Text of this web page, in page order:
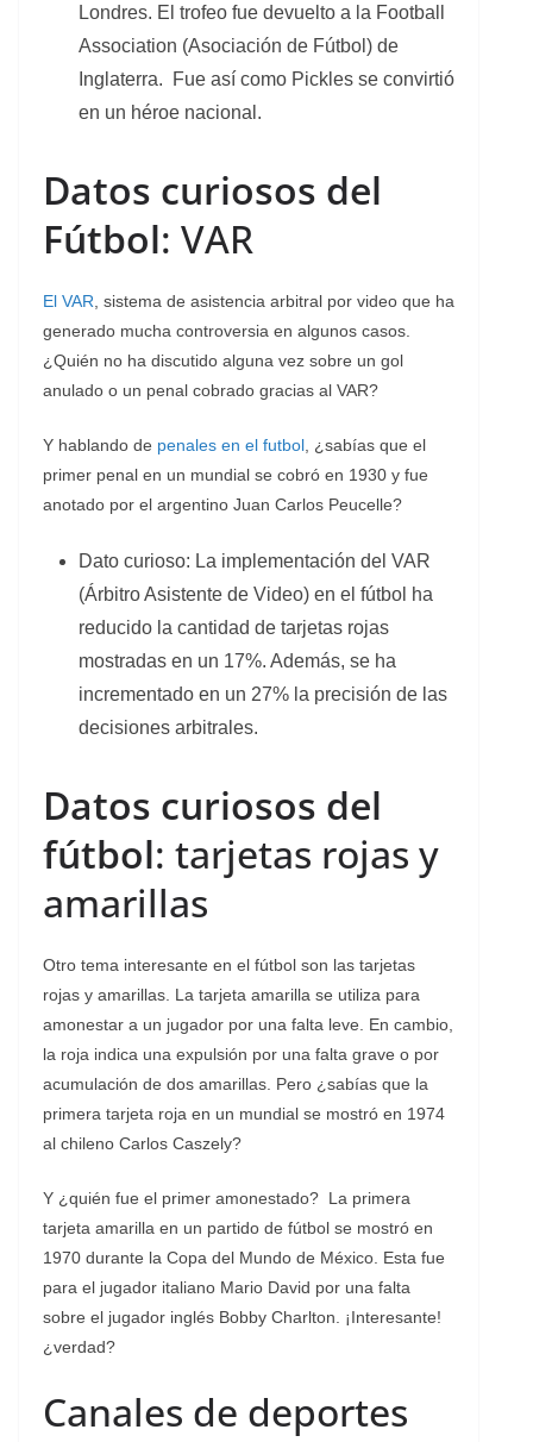
Londres. El trofeo fue devuelto a la Football
Association (Asociación de Fútbol) de
Inglaterra. Fue así como Pickles se convirtió
en un héroe nacional.
Datos curiosos del
Fútbol: VAR
El VAR , sistema de asistencia arbitral por video que ha
generado mucha controversia en algunos casos.
¿Quién no ha discutido alguna vez sobre un gol
anulado o un penal cobrado gracias al VAR?
Y hablando de penales en el futbol , ¿sabías que el
primer penal en un mundial se cobró en 1930 y fue
anotado por el argentino Juan Carlos Peucelle?
Dato curioso: La implementación del VAR
(Árbitro Asistente de Video) en el fútbol ha
reducido la cantidad de tarjetas rojas
mostradas en un 17%. Además, se ha
incrementado en un 27% la precisión de las
decisiones arbitrales.
Datos curiosos del
fútbol: tarjetas rojas y
amarillas
Otro tema interesante en el fútbol son las tarjetas
rojas y amarillas. La tarjeta amarilla se utiliza para
amonestar a un jugador por una falta leve. En cambio,
la roja indica una expulsión por una falta grave o por
acumulación de dos amarillas. Pero ¿sabías que la
primera tarjeta roja en un mundial se mostró en 1974
al chileno Carlos Caszely?
Y ¿quién fue el primer amonestado? La primera
tarjeta amarilla en un partido de fútbol se mostró en
1970 durante la Copa del Mundo de México. Esta fue
para el jugador italiano Mario David por una falta
sobre el jugador inglés Bobby Charlton. ¡Interesante!
¿verdad?
Canales de deportes